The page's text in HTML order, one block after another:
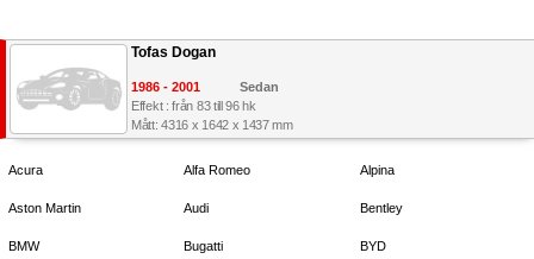
Tofas Dogan
1986 - 2001
Sedan
Effekt : från 83 till 96 hk
Mått: 4316 x 1642 x 1437 mm
Acura Alfa Romeo Alpina
Aston Martin Audi Bentley
BMW Bugatti BYD